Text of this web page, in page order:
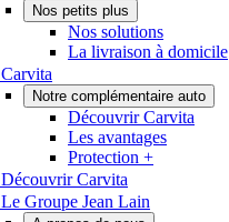
Nos petits plus
Nos solutions
La livraison à domicile
Carvita
Notre complémentaire auto
Découvrir Carvita
Les avantages
Protection +
Découvrir Carvita
Le Groupe Jean Lain